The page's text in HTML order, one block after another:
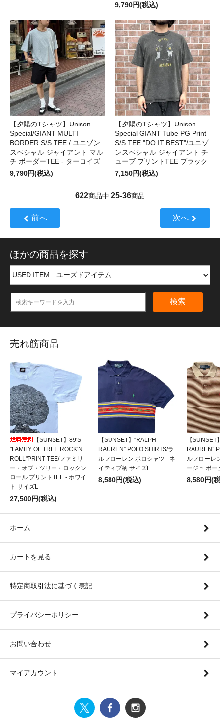
9,790円(税込)
【夕陽のTシャツ】Unison
Special/GIANT MULTI
BORDER S/S TEE / ユニゾン
スペシャル ジャイアント マル
チ ボーダーTEE - ターコイズ
9,790円(税込)
【夕陽のTシャツ】Unison
Special GIANT Tube PG Print
S/S TEE "DO IT BEST"/ユニゾ
ンスペシャル ジャイアント チ
ューブ プリントTEE ブラック
7,150円(税込)
622商品中 25-36商品
前へ 次へ
ほかの商品を探す
検索
売れ筋商品
【SUNSET】89'S
"FAMILY OF TREE ROCK'N
ROLL"PRINT TEE/ファミリ
ー・オブ・ツリー・ロックン
ロール プリントTEE - ホワイ
ト サイズL
27,500円(税込)
【SUNSET】”RALPH
RAUREN” POLO SHIRTS/ラ
ルフローレン ポロシャツ - ネ
イティブ柄 サイズL
8,580円(税込)
【SUNSET
RAUREN”
ルフローレ
ージュ ボー
8,580円(
ホーム
カートを見る
特定商取引法に基づく表記
プライバシーポリシー
お問い合わせ
マイアカウント